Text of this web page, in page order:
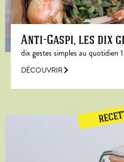
Anti-Gaspi, les dix
dix gestes simples au quotidien
DÉCOUVRIR